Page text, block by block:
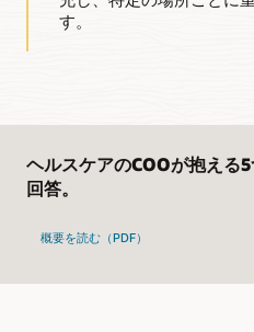
す。
ヘルスケアのCOOが抱える
回答。
概要を読む（PDF）